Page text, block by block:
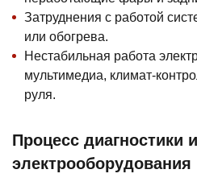
Затруднения с работой
или обогрева.
Нестабильная работа
мультимедиа, климат-
руля.
Процесс диагностики
электрооборудования